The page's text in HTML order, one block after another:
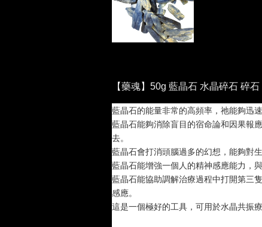
【藥魂】50g 藍晶石 水晶碎石 碎
藍晶石的能量非常的高頻率，祂能夠迅
藍晶石能夠消除盲目的宿命論和因果報
去。
藍晶石會打消頭腦過多的幻想，能夠對生
藍晶石能增強一個人的精神感應能力，
藍晶石能協助調解治療過程中打開第三
感應。
這是一個極好的工具，可用於水晶共振療